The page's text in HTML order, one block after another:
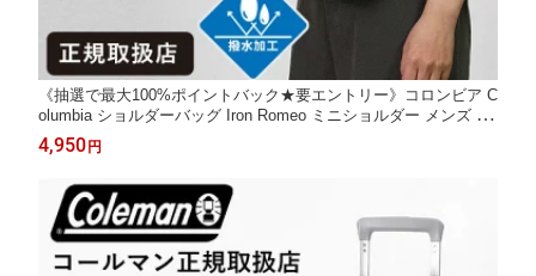
《抽選で最大100%ポイントバック★要エントリー》コロンビア C
olumbia ショルダーバッグ Iron Romeo ミニショルダー メンズ レ
ディース ロゴ 各色 PU8775 | ブランド [正規取扱店]
4,950 円